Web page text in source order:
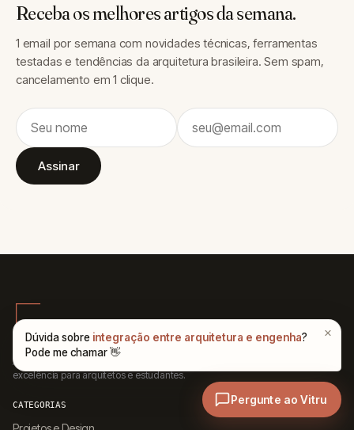
Receba os melhores artigos da semana.
1 email por semana com novidades técnicas, ferramentas
testadas e tendências da arquitetura brasileira. Sem spam,
cancelamento em 1 clique.
Assinar
A maior enciclopédia de arquitetura do Brasil. Conteúdo técnico de
excelência para arquitetos e estudantes.
CATEGORIAS